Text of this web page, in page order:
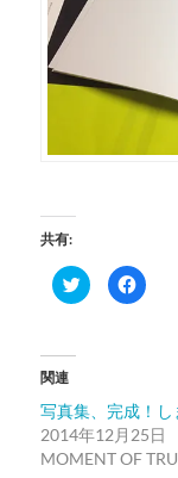
共有:
ク
リ
有
(新
し
い
ウ
で
リ
ッ
ク
し
て
関連
写真集、完成！し
2014年12月25日
MOMENT OF